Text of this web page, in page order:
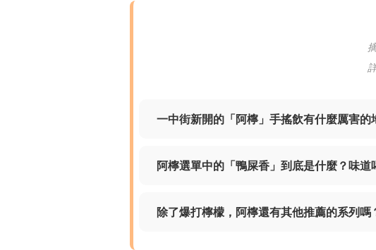
一中街新開的「阿檸」手搖飲有什麼厲害的
阿檸選單中的「鴨屎香」到底是什麼？味道
除了爆打檸檬，阿檸還有其他推薦的系列嗎